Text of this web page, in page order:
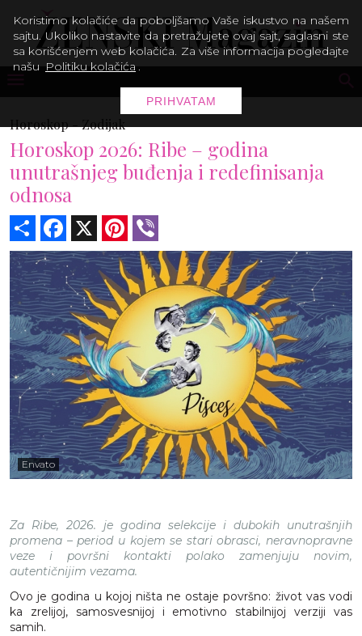
Horoskop -Zodijak
Horoskop 2026: Ribe – godina
unutrašnjeg buđenja i redefinisanja
odnosa
Share Facebook Pinterest
Envato
Za Ribe, 2026. je godina selekcije i dubokih unutrašnjih
promena – period u kojem se stari obrasci, neravnopravne
veze i površni kontakti polako zamenjuju novim,
autentičnijim vezama.
Ovo je godina u kojoj ništa ne ostaje površno: život vas vodi
ka zrelijoj, samosvesnijoj i emotivno stabilnijoj verziji vas
samih.
Koristimo kolačiće da poboljšamo Vaše iskustvo na našem
sajtu. Ukoliko nastavite da pretražujete ovaj sajt, saglasni ste
sa korišćenjem web kolačića. Za više informacija pogledajte
našu Politiku kolačića .
PRIHVATAM